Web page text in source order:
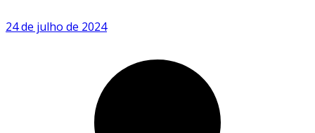
24 de julho de 2024